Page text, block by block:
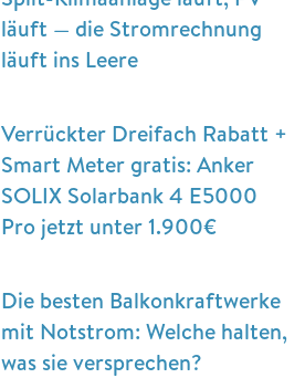
läuft — die Stromrechnung
läuft ins Leere
Verrückter Dreifach Rabatt +
Smart Meter gratis: Anker
SOLIX Solarbank 4 E5000
Pro jetzt unter 1.900€
Die besten Balkonkraftwerke
mit Notstrom: Welche halten,
was sie versprechen?